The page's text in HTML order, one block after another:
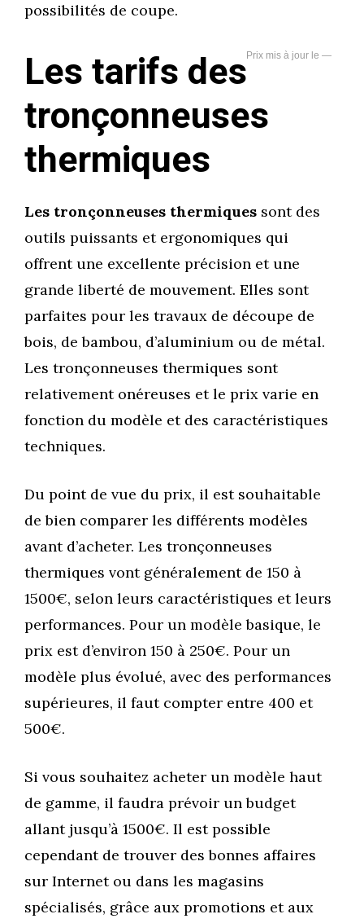
possibilités de coupe.
—
Les tarifs des
tronçonneuses
thermiques
Les tronçonneuses thermiques sont des
outils puissants et ergonomiques qui
offrent une excellente précision et une
grande liberté de mouvement. Elles sont
parfaites pour les travaux de découpe de
bois, de bambou, d’aluminium ou de métal.
Les tronçonneuses thermiques sont
relativement onéreuses et le prix varie en
fonction du modèle et des caractéristiques
techniques.
Du point de vue du prix, il est souhaitable
de bien comparer les différents modèles
avant d’acheter. Les tronçonneuses
thermiques vont généralement de 150 à
1500€, selon leurs caractéristiques et leurs
performances. Pour un modèle basique, le
prix est d’environ 150 à 250€. Pour un
modèle plus évolué, avec des performances
supérieures, il faut compter entre 400 et
500€.
Si vous souhaitez acheter un modèle haut
de gamme, il faudra prévoir un budget
allant jusqu’à 1500€. Il est possible
cependant de trouver des bonnes affaires
sur Internet ou dans les magasins
spécialisés, grâce aux promotions et aux